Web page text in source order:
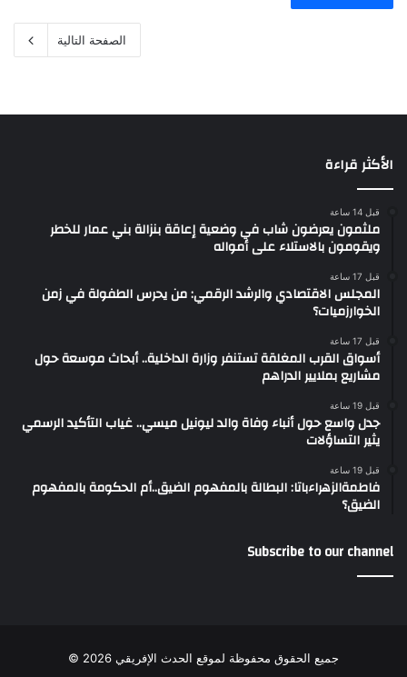
الصفحة التالية
الأكثر قراءة
قبل 14 ساعة
ملثمون يعرضون شاب في وضعية إعاقة بنزالة بني عمار للخطر
ويقومون بالاستلاء على أمواله
قبل 17 ساعة
المجلس الاقتصادي والرشد الرقمي: من يحرس الطفولة في زمن
الخوارزميات؟
قبل 17 ساعة
أسواق القرب المغلقة تستنفر وزارة الداخلية.. أبحاث موسعة حول
مشاريع بملايير الدراهم
قبل 19 ساعة
جدل واسع حول أنباء وفاة والد ليونيل ميسي.. غياب التأكيد الرسمي
يثير التساؤلات
قبل 19 ساعة
فاطمةالزهراءباتا: البطالة بالمفهوم الضيق..أم الحكومة بالمفهوم
الضيق؟
Subscribe to our channel
جميع الحقوق محفوظة لموقع الحدث الإفريقي 2026 ©